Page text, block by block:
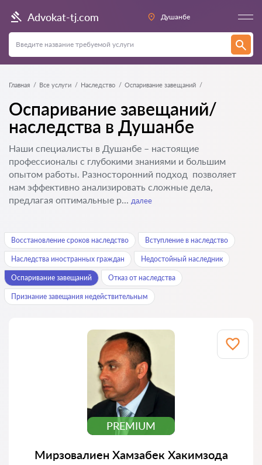
Advokat-tj.com Душанбе
Главная Все услуги Наследство Оспаривание завещаний
Оспаривание завещаний/
наследства в Душанбе
Наши специалисты в Душанбе – настоящие
профессионалы с глубокими знаниями и большим
опытом работы. Разносторонний подход позволяет
нам эффективно анализировать сложные дела,
предлагая оптимальные р... далее
Восстановление сроков наследство Вступление в наследство
Наследства иностранных граждан Недостойный наследник
Оспаривание завещаний Отказ от наследства
Признание завещания недействительным
PREMIUM
Мирзовалиен Хамзабек Хакимзода